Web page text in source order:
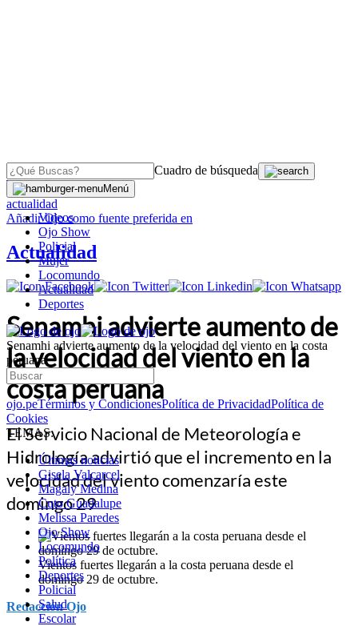
Cuadro de búsqueda
Menú
Videos
Ojo Show
Policial
Mujer
Locomundo
Actualidad
Deportes
Senamhi advierte aumento de la velocidad del viento en la costa
peruana
ojo.peTérminos y CondicionesPolítica de PrivacidadPolítica de
Cookies
TEMAS:
Últimas noticias
Gisela Valcarcel
Magaly Medina
Cuto Guadalupe
Melissa Paredes
Ojo Show
Locomundo
Política
Deportes
Policial
Salud
Escolar
OJO
actualidad
AñadirOjocomo fuente preferida en
Actualidad
Senamhi advierte aumento de
la velocidad del viento en la
costa peruana
El Servicio Nacional de Meteorología e
Hidrología advirtió que el incremento en la
velocidad del viento comenzaría este
domingo 29
Vientos fuertes llegarán a la costa peruana desde el
domingo 29 de octubre.
Redacción Ojo